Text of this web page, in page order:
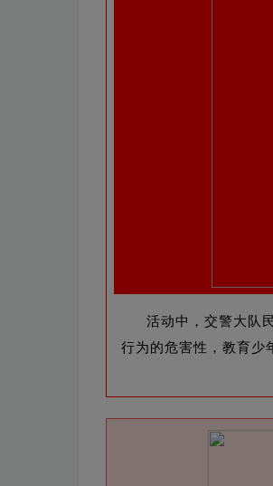
活动中，交警大队
行为的危害性，教育少